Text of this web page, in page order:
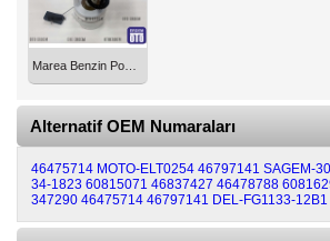
Alternatif OEM Numaraları
46475714 MOTO-ELT0254 46797141 SAGEM-
34-1823 60815071 46837427 46478788
347290 46475714 46797141 DEL-FG1133-12B1